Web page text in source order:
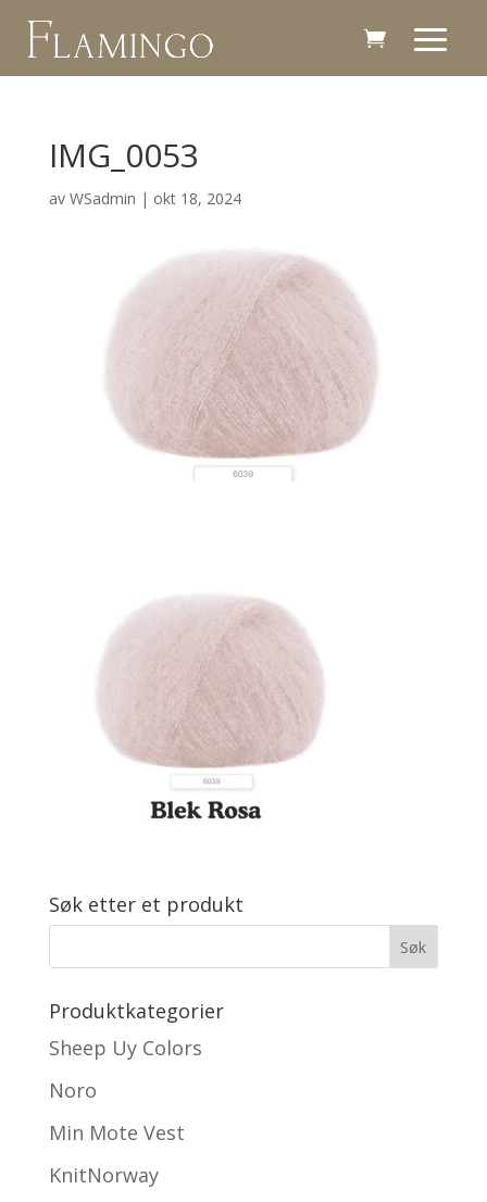
IMG_0053
av WSadmin | okt 18, 2024
Søk etter et produkt
Produktkategorier
Sheep Uy Colors
Noro
Min Mote Vest
KnitNorway